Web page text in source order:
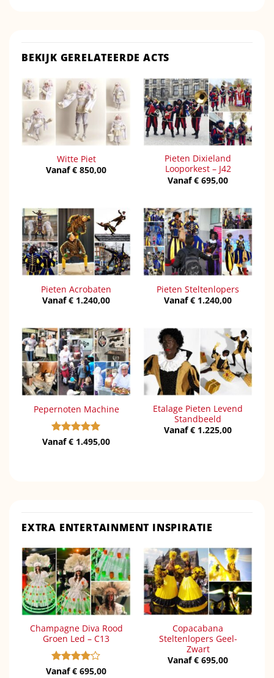
BEKIJK GERELATEERDE ACTS
Witte Piet
Vanaf€ 850,00
Pieten Dixieland
Looporkest – J42
Vanaf€ 695,00
Pieten Acrobaten
Vanaf€ 1.240,00
Pieten Steltenlopers
Vanaf€ 1.240,00
Pepernoten Machine
Gewaardeerd
Vanaf€ 1.495,00
Etalage Pieten Levend
Standbeeld
Vanaf€ 1.225,00
EXTRA ENTERTAINMENT INSPIRATIE
Champagne Diva Rood
Groen Led – C13
Gewaardeerd
Vanaf€ 695,00
Copacabana
Steltenlopers Geel-
Zwart
Vanaf€ 695,00